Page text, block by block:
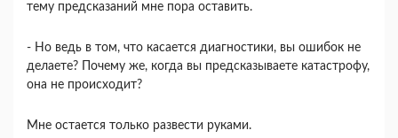
тему предсказаний мне пора оставить.
- Но ведь в том, что касается диагностики, вы ошибок не
делаете? Почему же, когда вы предсказы­ваете катастрофу,
она не происходит?
Мне остается только развести руками.